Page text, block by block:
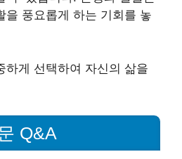
을 풍요롭게 하는 기회를 놓
하게 선택하여 자신의 삶을
Q&A